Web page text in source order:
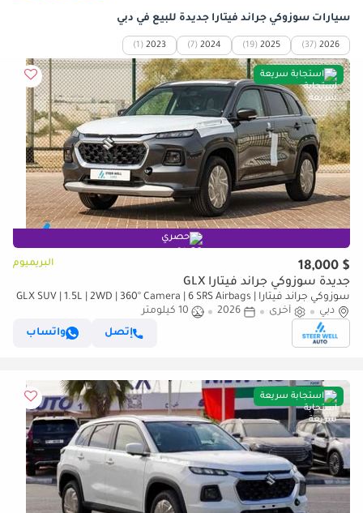
سيارات سوزوكي جراند فيتارا جديدة للبيع في دبي
2026
(37)
2025
(19)
2024
(7)
2023
(1)
استجابة سريعة
حصري
$ 18,000 البريميوم
جديدة سوزوكي جراند فيتارا GLX
سوزوكي جراند فيتارا GLX SUV | 1.5L | 2WD | 360° Camera | 6 SRS Airbags |
Panoramic Sunroof | Export Only
دبي أخرى 2026
10 كيلومتر
إتصل
واتساب
استجابة سريعة